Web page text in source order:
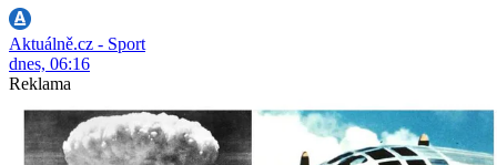
Aktuálně.cz - Sport
dnes, 06:16
Reklama